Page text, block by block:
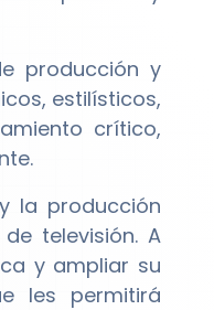
producción y
estilísticos,
crítico,
la producción
televisión. A
y ampliar su
les permitirá